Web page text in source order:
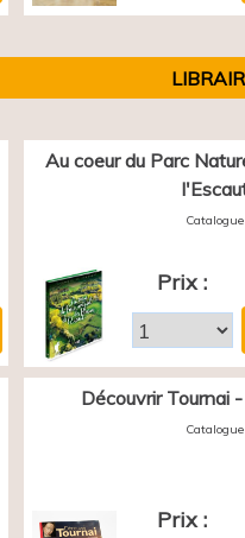
Au coeur du Parc
Catalogue
Prix :
Découvrir Tournai
Catalogue
Prix :